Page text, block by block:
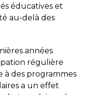
éducatives et
au-delà des
années
régulière
à des programmes
a un effet